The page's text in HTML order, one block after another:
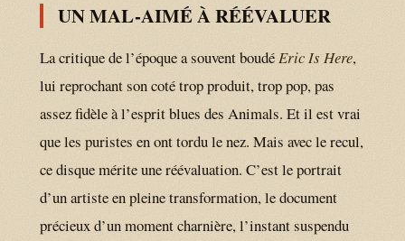
UN MAL-AIMÉ À RÉÉVALUER
La critique de l’époque a souvent boudé Eric Is Here,
lui reprochant son coté trop produit, trop pop, pas
assez fidèle à l’esprit blues des Animals. Et il est vrai
que les puristes en ont tordu le nez. Mais avec le recul,
ce disque mérite une réévaluation. C’est le portrait
d’un artiste en pleine transformation, le document
précieux d’un moment charnière, l’instant suspendu